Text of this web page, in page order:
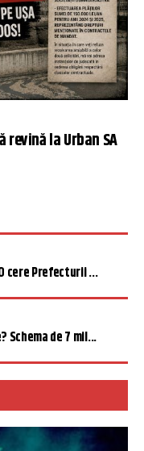
revină la Urban SA
cere Prefecturii ...
Schema de 7 mil...